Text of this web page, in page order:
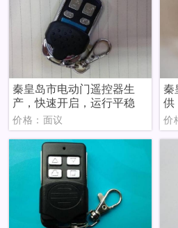
秦皇岛市电动门遥控器生
产，快速开启，运行平稳
价格：面议
秦
供
价